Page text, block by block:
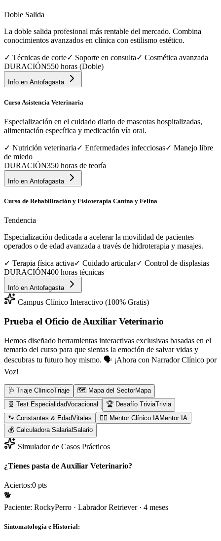
Doble Salida
La doble salida profesional más rentable del mercado. Combina
conocimientos avanzados en clínica con estilismo estético.
✓ Técnicas de corte✓ Soporte en consulta✓ Cosmética avanzada
DURACIÓN550 horas (Doble)
Info en Antofagasta
Curso Asistencia Veterinaria
Especialización en el cuidado diario de mascotas hospitalizadas,
alimentación específica y medicación vía oral.
✓ Nutrición veterinaria✓ Enfermedades infecciosas✓ Manejo libre
de miedo
DURACIÓN350 horas de teoría
Info en Antofagasta
Curso de Rehabilitación y Fisioterapia Canina y Felina
Tendencia
Especialización dedicada a acelerar la movilidad de pacientes
operados o de edad avanzada a través de hidroterapia y masajes.
✓ Terapia física activa✓ Cuidado articular✓ Control de displasias
DURACIÓN400 horas técnicas
Info en Antofagasta
Campus Clínico Interactivo (100% Gratis)
Prueba el Oficio de Auxiliar Veterinario
Hemos diseñado herramientas interactivas exclusivas basadas en el
temario del curso para que sientas la emoción de salvar vidas y
descubras tu futuro hoy mismo. 🗣️ ¡Ahora con Narrador Clínico por
Voz!
🩺 Triaje ClínicoTriaje 🗺️ Mapa del SectorMapa
🧬 Test EspecialidadVocacional 🏆 Desafío TriviaTrivia
🐾 Constantes & EdadVitales 👨‍⚕️ Mentor Clínico IAMentor IA
💰 Calculadora SalarialSalario
Simulador de Casos Prácticos
¿Tienes pasta de Auxiliar Veterinario?
Aciertos:0 pts
🐕
Paciente: RockyPerro · Labrador Retriever· 4 meses
Sintomatología e Historial: